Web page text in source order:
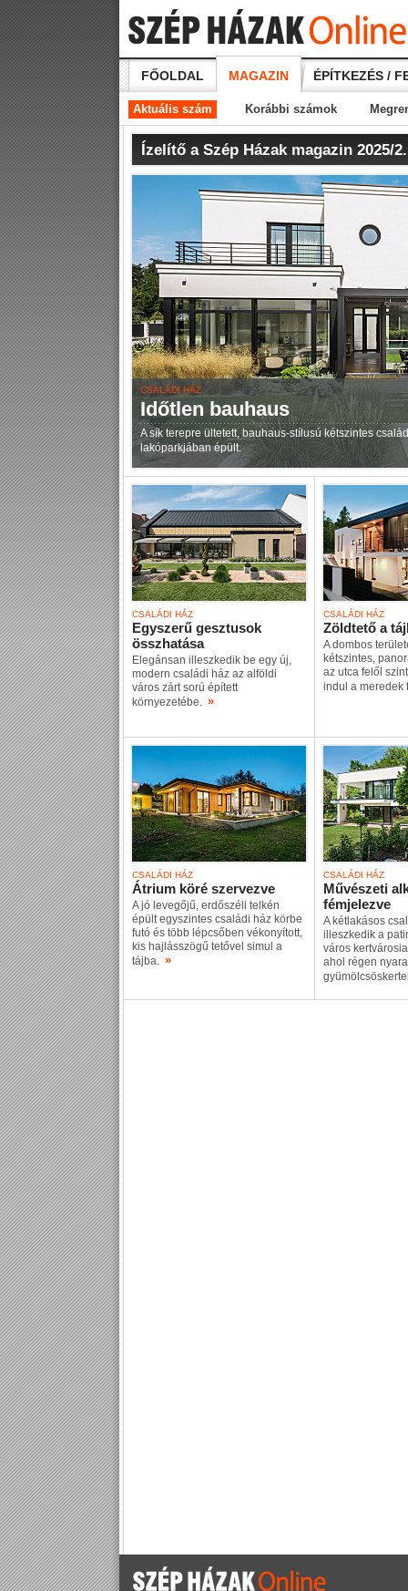
FŐOLDAL MAGAZIN ÉPÍTKEZÉS /
Aktuális szám Korábbi számok
Ízelítő a Szép Házak magazin 2025/
CSALÁDI HÁZ
Időtlen bauhaus
A sík terepre ültetett, bauhaus-stílusú kétszintes
lakóparkjában épült.
CSALÁDI HÁZ
Egyszerű gesztusok
összhatása
Elegánsan illeszkedik be egy új,
modern családi ház az alföldi
város zárt sorú épített
környezetébe. »
CSALÁDI HÁZ
Zöldtető a
A dombos
kétszintes,
az utca felől
indul a
CSALÁDI HÁZ
Átrium köré szervezve
A jó levegőjű, erdőszéli telkén
épült egyszintes családi ház körbe
futó és több lépcsőben vékonyított,
kis hajlásszögű tetővel simul a
tájba. »
CSALÁDI HÁZ
Művészeti
fémjelezve
A kétlakásos
illeszkedik a
város
ahol régen